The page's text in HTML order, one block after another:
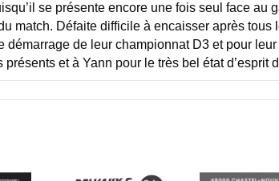
se présente encore une fois seul face au
match. Défaite difficile à encaisser après
de leur championnat D3 et pour
et à Yann pour le très bel état